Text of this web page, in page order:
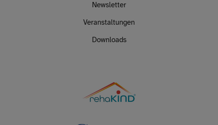
Newsletter
Veranstaltungen
Downloads